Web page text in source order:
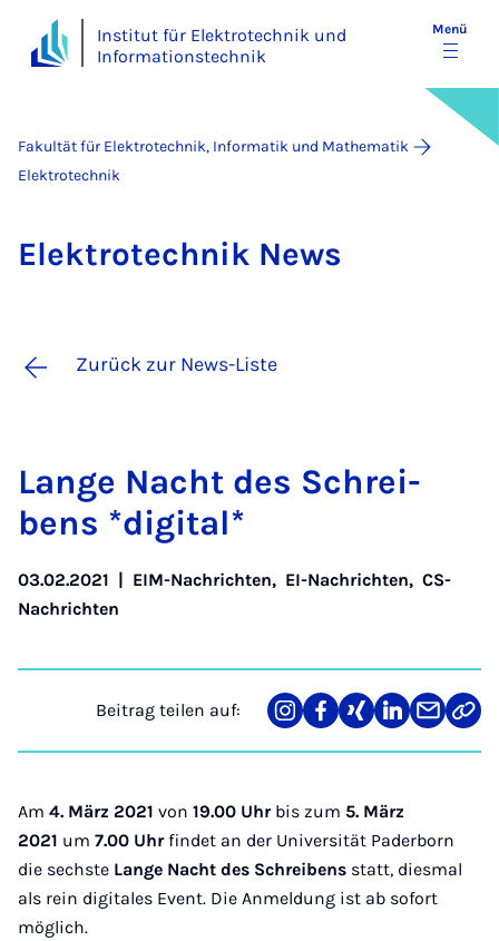
Institut für Elektrotechnik und
Informationstechnik
Menü
Fakultät für Elektrotechnik, Informatik und Mathematik
Elektrotechnik
Elek­tro­tech­nik News
Zurück zur News-Liste
Lan­ge Nacht des Schrei­
bens *di­gi­ta­l*
03.02.2021 | EIM-Nachrichten, EI-Nachrichten, CS-
Nachrichten
Beitrag teilen auf:
Teilen
auf
Teilen
auf
Teilen
auf
Teilen
auf
Teilen
über
Link
Am 4. März 2021 von 19.00 Uhrbis zum 5. März
2021 um 7.00 Uhrfindet an der Universität Paderborn
die sechste Lange Nacht des Schreibens statt, diesmal
als rein digitales Event. Die Anmeldung ist ab sofort
möglich.